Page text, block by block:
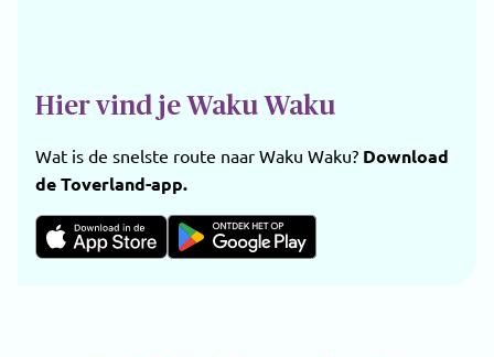
Hier vind je Waku Waku
Wat is de snelste route naar Waku Waku? Download
de Toverland-app.